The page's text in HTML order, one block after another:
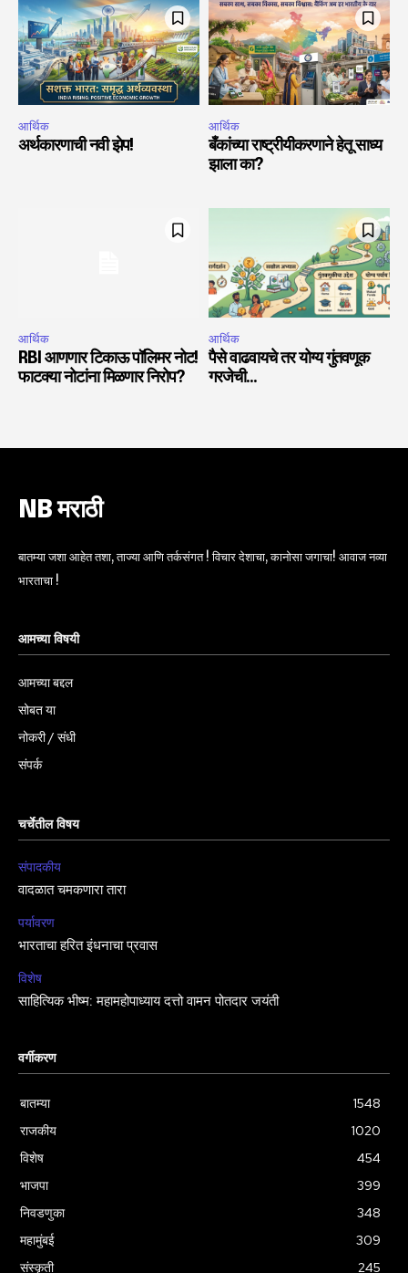
आर्थिक
अर्थकारणाची नवी झेप!
आर्थिक
बँकांच्या राष्ट्रीयीकरणाने हेतू साध्य
झाला का?
आर्थिक
RBI आणणार टिकाऊ पॉलिमर नोट!
फाटक्या नोटांना मिळणार निरोप?
आर्थिक
पैसे वाढवायचे तर योग्य गुंतवणूक
गरजेची…
NB मराठी
बातम्या जशा आहेत तशा, ताज्या आणि तर्कसंगत ! विचार देशाचा, कानोसा जगाचा! आवाज नव्या
भारताचा !
आमच्या विषयी
आमच्या बद्दल
सोबत या
नोकरी / संधी
संपर्क
चर्चेतील विषय
संपादकीय
वादळात चमकणारा तारा
पर्यावरण
भारताचा हरित इंधनाचा प्रवास
विशेष
साहित्यिक भीष्म: महामहोपाध्याय दत्तो वामन पोतदार जयंती
वर्गीकरण
बातम्या
1548
राजकीय
1020
विशेष
454
भाजपा
399
निवडणुका
348
महामुंबई
309
संस्कृती
245